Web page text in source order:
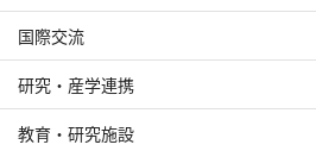
国際交流
研究・産学連携
教育・研究施設